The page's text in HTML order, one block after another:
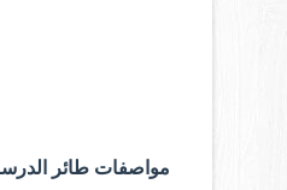
مواصفات طائر